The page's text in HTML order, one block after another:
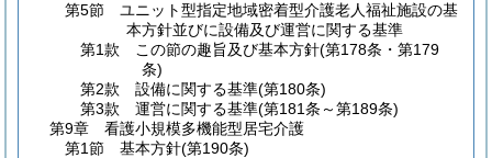
第5節
ユニット型指定地域密着型介護老人福祉施設の基
本方針並びに設備及び運営に関する基準
第1款
この節の趣旨及び基本方針(第178条・第179
条)
第2款
設備に関する基準(第180条)
第3款
運営に関する基準(第181条～第189条)
第9章
看護小規模多機能型居宅介護
第1節
基本方針(第190条)